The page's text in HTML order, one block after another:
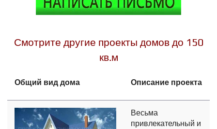
Смотрите другие проекты домов до 150
кв.м
Общий вид дома Описание проекта
Весьма
привлекательный и